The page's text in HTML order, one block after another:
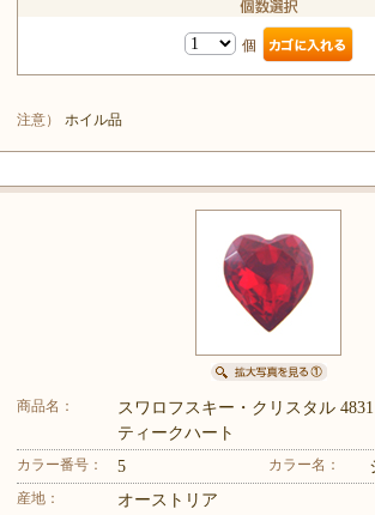
個
注意） ホイル品
商品名：
スワロフスキー・クリスタル
ティークハート
カラー番号： 5 カラー名：
産地： オーストリア